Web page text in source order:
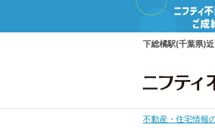
下総橘駅(千葉県)
不動産・住宅情報